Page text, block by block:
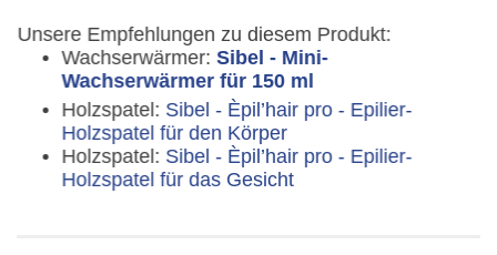
Unsere Empfehlungen zu diesem Produkt:
Wachserwärmer:Sibel - Mini-
Wachserwärmer für 150 ml
Holzspatel: Sibel - Èpil’hair pro - Epilier-
Holzspatel für den Körper
Holzspatel: Sibel - Èpil’hair pro - Epilier-
Holzspatel für das Gesicht